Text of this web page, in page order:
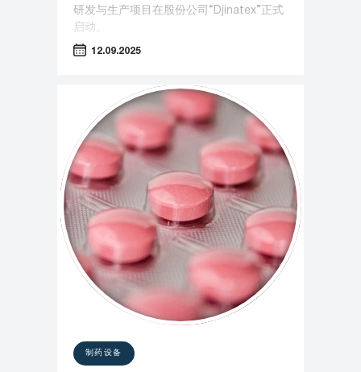
研发与生产项目在股份公司“Djinatex”正式
启动。
12.09.2025
制药设备